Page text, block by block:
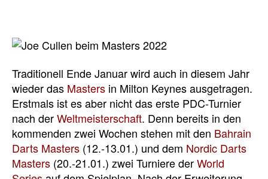
Traditionell Ende Januar wird auch in diesem Jahr
wieder das Masters in Milton Keynes ausgetragen.
Erstmals ist es aber nicht das erste PDC-Turnier
nach derWeltmeisterschaft. Denn bereits in den
kommenden zwei Wochen stehen mit den Bahrain
Darts Masters (12.-13.01.) und dem Nordic Darts
Masters (20.-21.01.) zwei Turniere derWorld